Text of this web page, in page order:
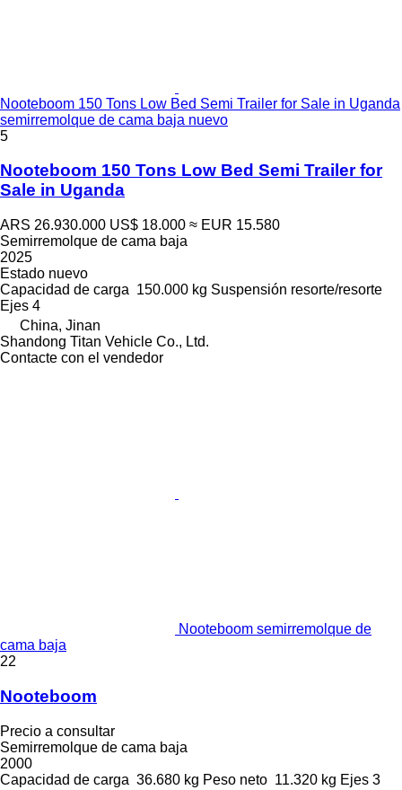
Nooteboom 150 Tons Low Bed Semi Trailer for Sale in Uganda
semirremolque de cama baja nuevo
5
Nooteboom 150 Tons Low Bed Semi Trailer for
Sale in Uganda
ARS 26.930.000 US$ 18.000 ≈ EUR 15.580
Semirremolque de cama baja
2025
Estado nuevo
Capacidad de carga 150.000 kg Suspensión resorte/resorte
Ejes 4
China, Jinan
Shandong Titan Vehicle Co., Ltd.
Contacte con el vendedor
Nooteboom semirremolque de
cama baja
22
Nooteboom
Precio a consultar
Semirremolque de cama baja
2000
Capacidad de carga 36.680 kg Peso neto 11.320 kg Ejes 3